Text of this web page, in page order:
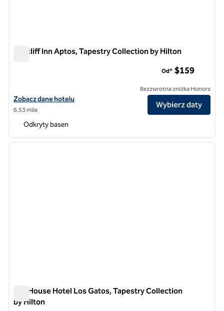
Seacliff Inn Aptos, Tapestry Collection by Hilton
Zobacz szczegóły hotelu Seacliff Inn Aptos, Tapestry Collection by
Zobacz dane hotelu
6,53 mila
Od* $159
Bezzwrotna zniżka Honors
Wybierz daty
Odkryty basen
1 z 12
Toll House Hotel Los Gatos, Tapestry Collection
by Hilton